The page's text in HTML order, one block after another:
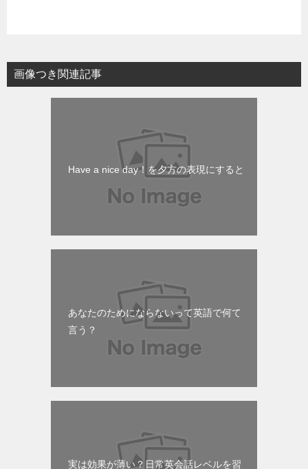
画像つき関連記事
Have a nice day！を夕方の表現にすると
あなたのためにならないって英語で何て
言う？
実は効果が薄い？日常英会話レベルを習